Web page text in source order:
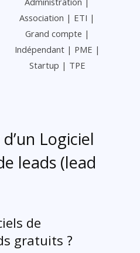
Association | ETI |
Grand compte |
Indépendant | PME |
Startup | TPE
Logiciel
leads (lead
de
gratuits ?